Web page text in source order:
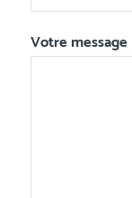
Votre message